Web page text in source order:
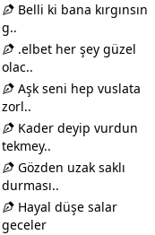
Belli ki bana kırgınsın
g..
.elbet her şey güzel
olac..
Aşk seni hep vuslata
zorl..
Kader deyip vurdun
tekmey..
Gözden uzak saklı
durması..
Hayal düşe salar
geceler